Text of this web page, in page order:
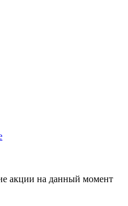
акции на данный момент